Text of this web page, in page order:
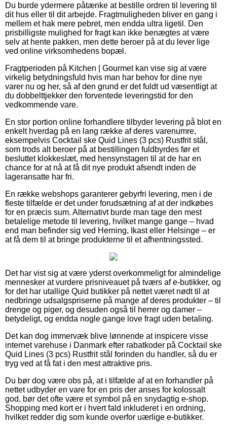
Du burde ydermere påtænke at bestille ordren til levering til
dit hus eller til dit arbejde. Fragtmuligheden bliver en gang i
mellem et hak mere pebret, men endda ultra ligetil. Den
prisbilligste mulighed for fragt kan ikke benægtes at være
selv at hente pakken, men dette beroer på at du lever lige
ved online virksomhedens bopæl.
Fragtperioden på Kitchen | Gourmet kan vise sig at være
virkelig betydningsfuld hvis man har behov for dine nye
varer nu og her, så af den grund er det fuldt ud væsentligt at
du dobbelttjekker den forventede leveringstid for den
vedkommende vare.
En stor portion online forhandlere tilbyder levering på blot en
enkelt hverdag på en lang række af deres varenumre,
eksempelvis Cocktail ske Quid Lines (3 pcs) Rustfrit stål,
som trods alt beroer på at bestillingen fuldbyrdes før et
besluttet klokkeslæt, med hensynstagen til at de har en
chance for at nå at få dit nye produkt afsendt inden de
lageransatte har fri.
En række webshops garanterer gebyrfri levering, men i de
fleste tilfælde er det under forudsætning af at der indkøbes
for en præcis sum. Alternativt burde man tage den mest
betalelige metode til levering, hvilket mange gange – hvad
end man befinder sig ved Herning, Ikast eller Helsinge – er
at få dem til at bringe produkterne til et afhentningssted.
Det har vist sig at være yderst overkommeligt for almindelige
mennesker at vurdere prisniveauet på tværs af e-butikker, og
for det har utallige Quid butikker på nettet været nødt til at
nedbringe udsalgspriserne på mange af deres produkter – til
drenge og piger, og desuden også til herrer og damer –
betydeligt, og endda nogle gange love fragt uden betaling.
Det kan dog immervæk blive lønnende at inspicere visse
internet varehuse i Danmark efter rabatkoder på Cocktail ske
Quid Lines (3 pcs) Rustfrit stål forinden du handler, så du er
tryg ved at få fat i den mest attraktive pris.
Du bør dog være obs på, at i tilfælde af at en forhandler på
nettet udbyder en vare for en pris der anses for kolossalt
god, bør det ofte være et symbol på en snydagtig e-shop.
Shopping med kort er i hvert fald inkluderet i en ordning,
hvilket redder dig som kunde overfor uærlige e-butikker.